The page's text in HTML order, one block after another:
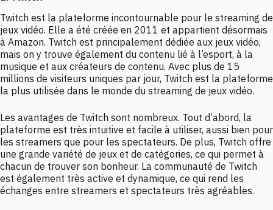
Twitch est la plateforme incontournable pour le streaming de
jeux vidéo. Elle a été créée en 2011 et appartient désormais
à Amazon. Twitch est principalement dédiée aux jeux vidéo,
mais on y trouve également du contenu lié à l’esport, à la
musique et aux créateurs de contenu. Avec plus de 15
millions de visiteurs uniques par jour, Twitch est la plateforme
la plus utilisée dans le monde du streaming de jeux vidéo.
Les avantages de Twitch sont nombreux. Tout d’abord, la
plateforme est très intuitive et facile à utiliser, aussi bien pour
les streamers que pour les spectateurs. De plus, Twitch offre
une grande variété de jeux et de catégories, ce qui permet à
chacun de trouver son bonheur. La communauté de Twitch
est également très active et dynamique, ce qui rend les
échanges entre streamers et spectateurs très agréables.